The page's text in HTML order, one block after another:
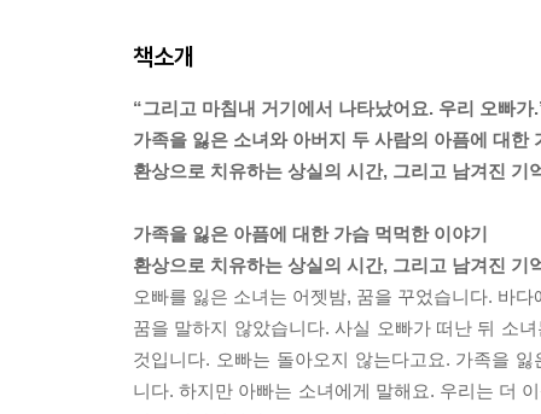
책소개
“그리고 마침내 거기에서 나타났어요. 우리 오빠가
가족을 잃은 소녀와 아버지 두 사람의 아픔에 대한
환상으로 치유하는 상실의 시간, 그리고 남겨진 기
가족을 잃은 아픔에 대한 가슴 먹먹한 이야기
환상으로 치유하는 상실의 시간, 그리고 남겨진 기
오빠를 잃은 소녀는 어젯밤, 꿈을 꾸었습니다. 바
꿈을 말하지 않았습니다. 사실 오빠가 떠난 뒤 소
것입니다. 오빠는 돌아오지 않는다고요. 가족을
니다. 하지만 아빠는 소녀에게 말해요. 우리는 더